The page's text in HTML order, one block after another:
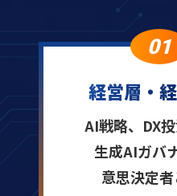
01
経営層・
AI戦略、DX投
生成AIガバ
意思決定